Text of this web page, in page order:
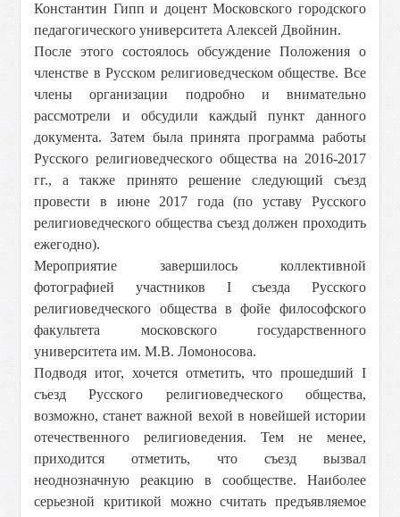
Константин Гипп и доцент Московского городского
педагогического университета Алексей Двойнин.
После этого состоялось обсуждение Положения о
членстве в Русском религиоведческом обществе. Все
члены организации подробно и внимательно
рассмотрели и обсудили каждый пункт данного
документа. Затем была принята программа работы
Русского религиоведческого общества на 2016-2017
гг., а также принято решение следующий съезд
провести в июне 2017 года (по уставу Русского
религиоведческого общества съезд должен проходить
ежегодно).
Мероприятие завершилось коллективной
фотографией участников I съезда Русского
религиоведческого общества в фойе философского
факультета московского государственного
университета им. М.В. Ломоносова.
Подводя итог, хочется отметить, что прошедший I
съезд Русского религиоведческого общества,
возможно, станет важной вехой в новейшей истории
отечественного религиоведения. Тем не менее,
приходится отметить, что съезд вызвал
неоднозначную реакцию в сообществе. Наиболее
серьезной критикой можно считать предъявляемое